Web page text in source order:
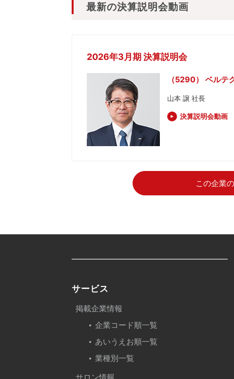
最新の決算説明会動画
2026年3月期 決算説明会
（5290） ベルテ
山本 譲 社長
決算説明会動画
この企業
サービス
掲載企業情報
企業コード順一覧
あいうえお順一覧
業種別一覧
サロン情報